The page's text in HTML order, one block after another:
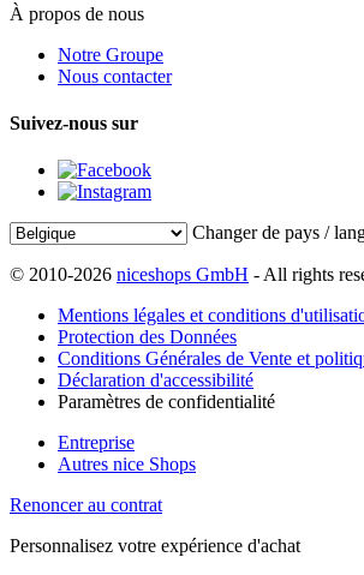
À propos de nous
Notre Groupe
Nous contacter
Suivez-nous sur
Changer de pays /
© 2010-2026 niceshops GmbH - All rights
Mentions légales et conditions
Protection des Données
Conditions Générales de Vente et
Déclaration d'accessibilité
Paramètres de confidentialité
Entreprise
Autres nice Shops
Renoncer au contrat
Personnalisez votre expérience d'achat